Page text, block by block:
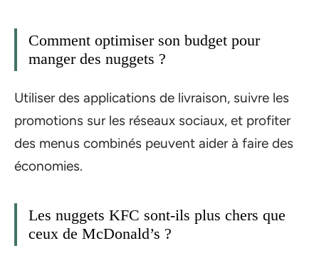
Comment optimiser son budget pour
manger des nuggets ?
Utiliser des applications de livraison, suivre les
promotions sur les réseaux sociaux, et profiter
des menus combinés peuvent aider à faire des
économies.
Les nuggets KFC sont-ils plus chers que
ceux de McDonald’s ?